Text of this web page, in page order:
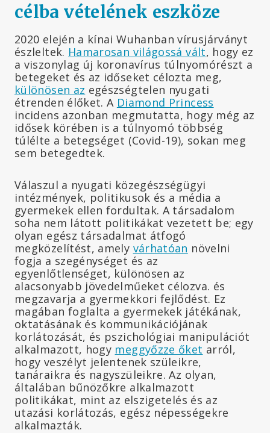
célba vételének eszköze
2020 elején a kínai Wuhanban vírusjárványt
észleltek. Hamarosan világossá vált, hogy ez
a viszonylag új koronavírus túlnyomórészt a
betegeket és az időseket célozta meg,
különösen az egészségtelen nyugati
étrenden élőket. A Diamond Princess
incidens azonban megmutatta, hogy még az
idősek körében is a túlnyomó többség
túlélte a betegséget (Covid-19), sokan meg
sem betegedtek.
Válaszul a nyugati közegészségügyi
intézmények, politikusok és a média a
gyermekek ellen fordultak. A társadalom
soha nem látott politikákat vezetett be; egy
olyan egész társadalmat átfogó
megközelítést, amely várhatóan növelni
fogja a szegénységet és az
egyenlőtlenséget, különösen az
alacsonyabb jövedelműeket célozva. és
megzavarja a gyermekkori fejlődést. Ez
magában foglalta a gyermekek játékának,
oktatásának és kommunikációjának
korlátozását, és pszichológiai manipulációt
alkalmazott, hogy meggyőzze őket arról,
hogy veszélyt jelentenek szüleikre,
tanáraikra és nagyszüleikre. Az olyan,
általában bűnözőkre alkalmazott
politikákat, mint az elszigetelés és az
utazási korlátozás, egész népességekre
alkalmazták.